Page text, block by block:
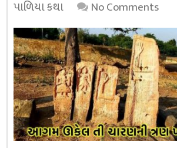
પાળિયા કથા
No Comments